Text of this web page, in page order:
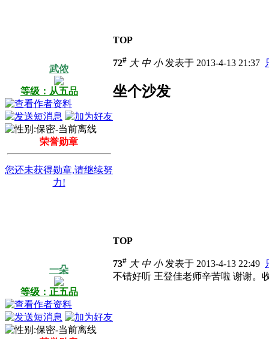
TOP
武侬
等级：从五品
荣誉勋章
您还未获得勋章,请继续努
力!
72# 大 中 小发表于 2013-4-13 21:37
坐个沙发
TOP
一朵
等级：正五品
73# 大 中 小发表于 2013-4-13 22:49
不错好听 王登佳老师辛苦啦 谢谢。